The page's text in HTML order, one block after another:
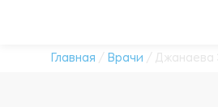
Главная / Врачи / Джанаева